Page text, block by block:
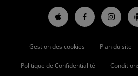
Gestion des cookies Plan du site
Politique de Confidentialité